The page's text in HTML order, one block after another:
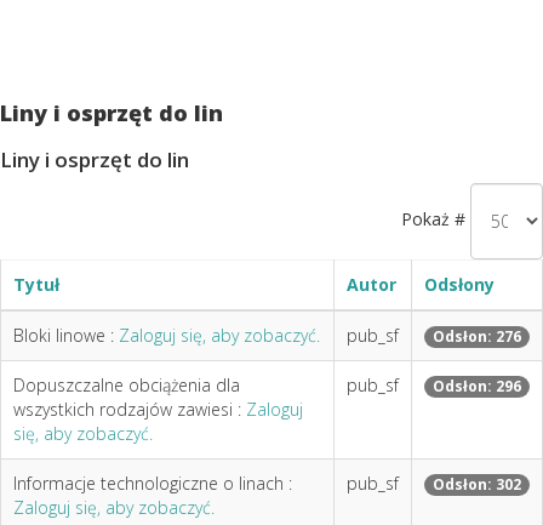
Liny i osprzęt do lin
Liny i osprzęt do lin
Pokaż #
Tytuł Autor Odsłony
Bloki linowe : Zaloguj się, aby zobaczyć. pub_sf Odsłon: 276
Dopuszczalne obciążenia dla
wszystkich rodzajów zawiesi : Zaloguj
się, aby zobaczyć.
pub_sf Odsłon: 296
Informacje technologiczne o linach :
Zaloguj się, aby zobaczyć.
pub_sf Odsłon: 302